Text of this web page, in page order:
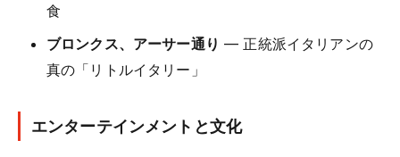
食
ブロンクス、アーサー通り — 正統派イタリアンの
真の「リトルイタリー」
エンターテインメントと文化